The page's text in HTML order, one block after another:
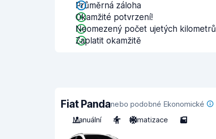
Průměrná záloha
Okamžité potvrzení!
Neomezený počet ujetých kilometrů
Zaplatit okamžitě
Fiat Pandanebo podobné Ekonomické
Manuální
4 Klimatizace 5